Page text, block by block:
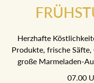
Herzhafte
Produkte, frische
große Marmeladen-
07.00